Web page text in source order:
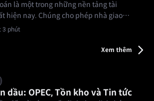
là một trong những nền tảng tài
hiện nay. Chúng cho phép nhà giao
hợp đồng dựa trên các sự kiện tương lai
3 phút
Xem thêm
dầu: OPEC, Tồn kho và Tin tức